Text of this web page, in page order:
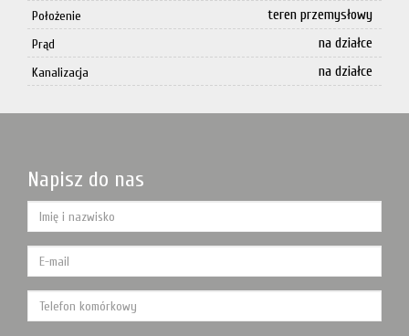
Położenie teren przemysłowy
Prąd na działce
Kanalizacja na działce
Napisz do nas